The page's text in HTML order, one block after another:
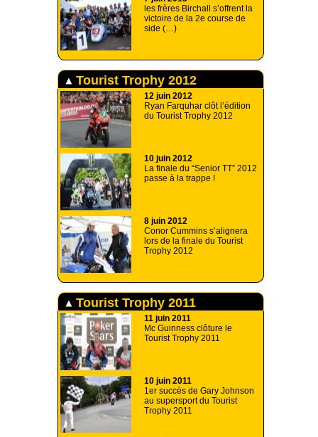
les frères Birchall s’offrent la
victoire de la 2e course de
side (…)
Tourist Trophy 2012
12 juin 2012
Ryan Farquhar clôt l’édition
du Tourist Trophy 2012
10 juin 2012
La finale du “Senior TT” 2012
passe à la trappe !
8 juin 2012
Conor Cummins s’alignera
lors de la finale du Tourist
Trophy 2012
Tourist Trophy 2011
11 juin 2011
Mc Guinness clôture le
Tourist Trophy 2011
10 juin 2011
1er succès de Gary Johnson
au supersport du Tourist
Trophy 2011